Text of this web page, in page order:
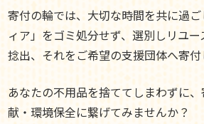
寄付の輪では、大切な時間を共に過
ィア」をゴミ処分せず、選別しリユ
捻出、それをご希望の支援団体へ寄付
あなたの不用品を捨ててしまわずに
献・環境保全に繋げてみませんか？